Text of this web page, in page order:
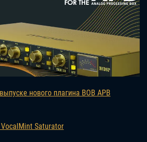
нового плагина BOB APB
Saturator